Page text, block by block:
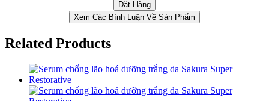
Xem Các Bình Luận Về Sản Phẩm
Related Products